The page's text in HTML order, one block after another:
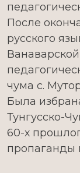
После
русского
чума с.
Была
Тунгусско-
60-х
пропаганды